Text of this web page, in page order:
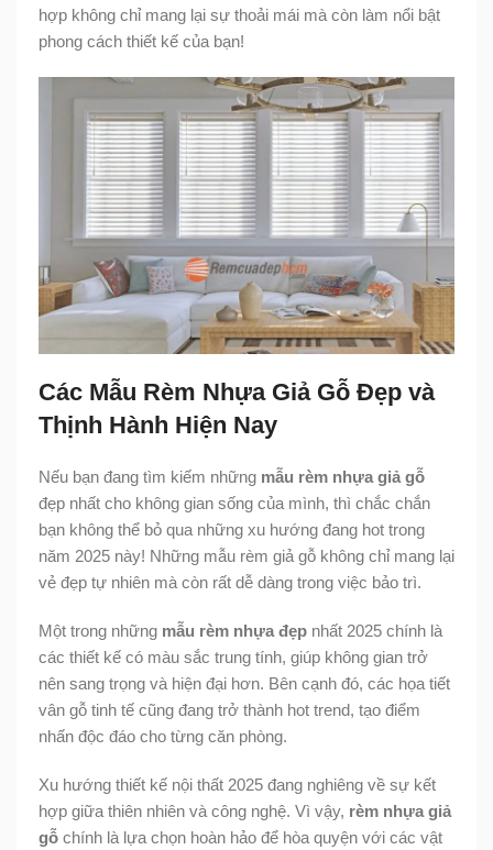
hợp không chỉ mang lại sự thoải mái mà còn làm nổi bật
phong cách thiết kế của bạn!
Các Mẫu Rèm Nhựa Giả Gỗ Đẹp và
Thịnh Hành Hiện Nay
Nếu bạn đang tìm kiếm những mẫu rèm nhựa giả gỗ
đẹp nhất cho không gian sống của mình, thì chắc chắn
bạn không thể bỏ qua những xu hướng đang hot trong
năm 2025 này! Những mẫu rèm giả gỗ không chỉ mang lại
vẻ đẹp tự nhiên mà còn rất dễ dàng trong việc bảo trì.
Một trong những mẫu rèm nhựa đẹp nhất 2025 chính là
các thiết kế có màu sắc trung tính, giúp không gian trở
nên sang trọng và hiện đại hơn. Bên cạnh đó, các họa tiết
vân gỗ tinh tế cũng đang trở thành hot trend, tạo điểm
nhấn độc đáo cho từng căn phòng.
Xu hướng thiết kế nội thất 2025 đang nghiêng về sự kết
hợp giữa thiên nhiên và công nghệ. Vì vậy, rèm nhựa giả
gỗ chính là lựa chọn hoàn hảo để hòa quyện với các vật